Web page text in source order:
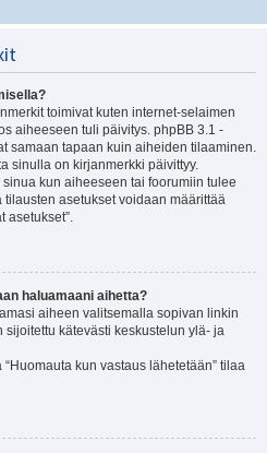
toimivat kuten internet-selaimen
aiheeseen tuli päivitys. phpBB 3.1 -
samaan tapaan kuin aiheiden tilaaminen.
sinulla on kirjanmerkki päivittyy.
kun aiheeseen tai foorumiin tulee
asetukset voidaan määrittää
asetukset”.
haluamaani aihetta?
aiheen valitsemalla sopivan linkin
sijoitettu kätevästi keskustelun ylä- ja
kun vastaus lähetetään” tilaa